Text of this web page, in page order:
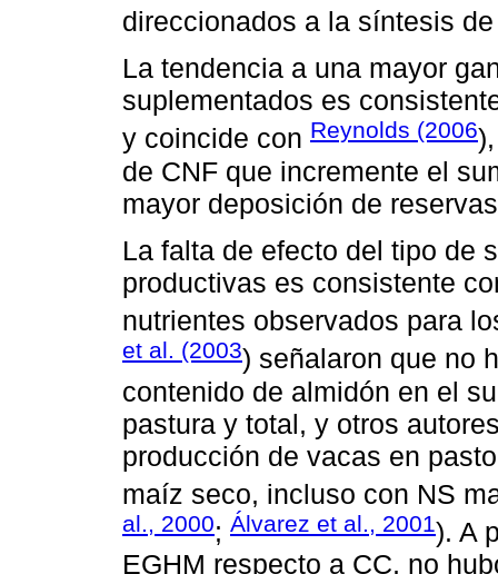
direccionados a la síntesis
La tendencia a una mayor
suplementados es
y coincide con Reynolds (2006
de CNF que incremente el
mayor deposición de
La falta de efecto del tipo de
productivas es consistente
nutrientes observados para
et al. (2003) señalaron que no
contenido de almidón en el
pastura y total, y otros
producción de vacas en
maíz seco, incluso con NS
al., 2000; Álvarez et al., 2001). A
EGHM respecto a CC, no